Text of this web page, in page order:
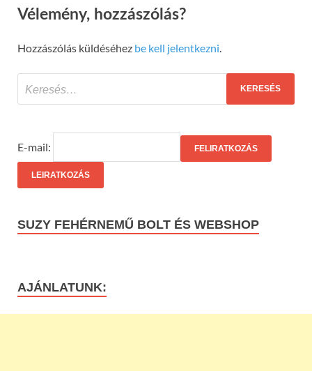
Vélemény, hozzászólás?
Hozzászólás küldéséhez be kell jelentkezni
E-mail:
SUZY FEHÉRNEMŰ BOLT ÉS WEBSHOP
AJÁNLATUNK: